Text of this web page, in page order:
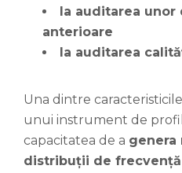
la auditarea
anterioare
la auditarea
Una dintre
unui instrument de
capacitatea de a genera
distribuții de frecvență